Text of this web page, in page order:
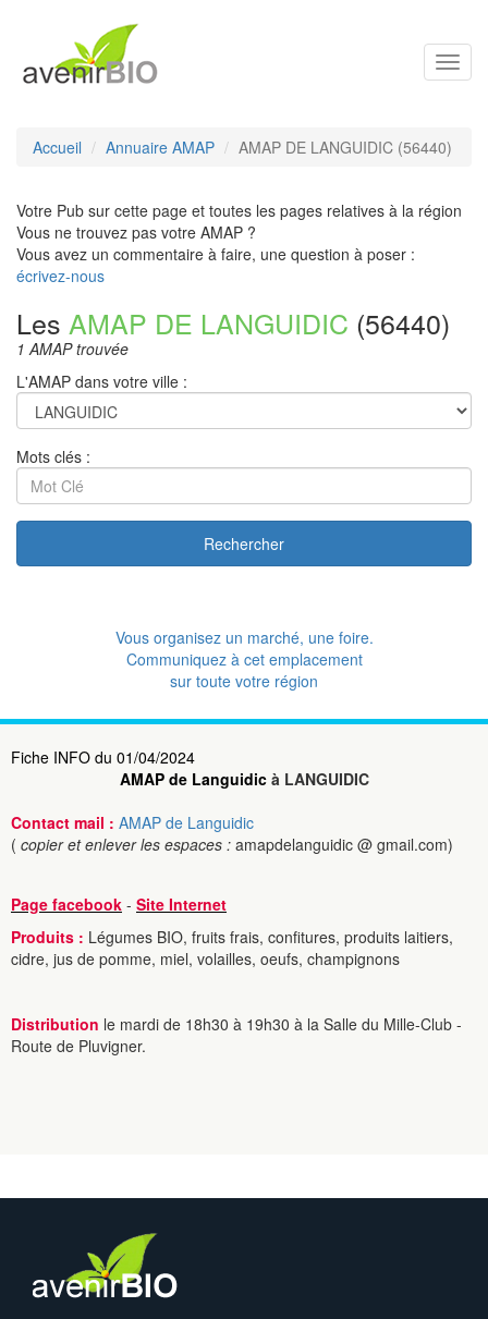
Accueil Annuaire AMAP AMAP DE LANGUIDIC (56440)
Votre Pub sur cette page et toutes les pages relatives à la région
Vous ne trouvez pas votre AMAP ?
Vous avez un commentaire à faire, une question à poser :
écrivez-nous
Les AMAP DE LANGUIDIC (56440)
1 AMAP trouvée
L'AMAP dans votre ville :
Mots clés :
Rechercher
Vous organisez un marché, une foire.
Communiquez à cet emplacement
sur toute votre région
Fiche INFO du 01/04/2024
AMAP de Languidicà LANGUIDIC
Contact mail : AMAP de Languidic
( copier et enlever les espaces : amapdelanguidic @ gmail.com)
Page facebook - Site Internet
Produits : Légumes BIO, fruits frais, confitures, produits laitiers,
cidre, jus de pomme, miel, volailles, oeufs, champignons
Distribution le mardi de 18h30 à 19h30 à la Salle du Mille-Club -
Route de Pluvigner.